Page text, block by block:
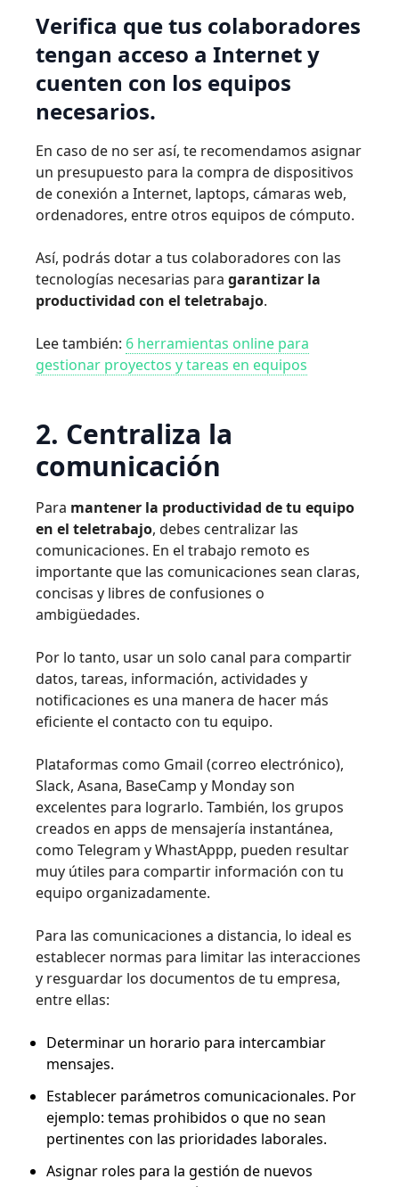
Verifica que tus colaboradores
tengan acceso a Internet y
cuenten con los equipos
necesarios.
En caso de no ser así, te recomendamos asignar
un presupuesto para la compra de dispositivos
de conexión a Internet, laptops, cámaras web,
ordenadores, entre otros equipos de cómputo.
Así, podrás dotar a tus colaboradores con las
tecnologías necesarias para garantizar la
productividad con el teletrabajo.
Lee también: 6 herramientas online para
gestionar proyectos y tareas en equipos
2. Centraliza la
comunicación
Para mantener la productividad de tu equipo
en el teletrabajo, debes centralizar las
comunicaciones. En el trabajo remoto es
importante que las comunicaciones sean claras,
concisas y libres de confusiones o
ambigüedades.
Por lo tanto, usar un solo canal para compartir
datos, tareas, información, actividades y
notificaciones es una manera de hacer más
eficiente el contacto con tu equipo.
Plataformas como Gmail (correo electrónico),
Slack, Asana, BaseCamp y Monday son
excelentes para lograrlo. También, los grupos
creados en apps de mensajería instantánea,
como Telegram y WhastAppp, pueden resultar
muy útiles para compartir información con tu
equipo organizadamente.
Para las comunicaciones a distancia, lo ideal es
establecer normas para limitar las interacciones
y resguardar los documentos de tu empresa,
entre ellas:
Determinar un horario para intercambiar
mensajes.
Establecer parámetros comunicacionales. Por
ejemplo: temas prohibidos o que no sean
pertinentes con las prioridades laborales.
Asignar roles para la gestión de nuevos